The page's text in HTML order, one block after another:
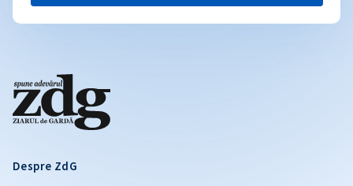
Despre ZdG